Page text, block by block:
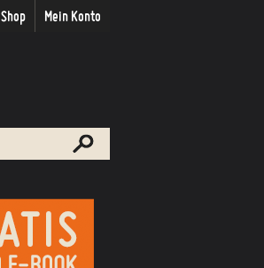
Shop Mein Konto